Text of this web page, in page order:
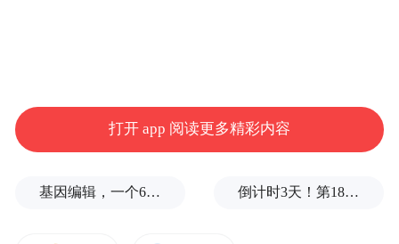
赣腔雅韵动京华
是年华已逝不少年……”5月10日晚，北京保
打开 app 阅读更多精彩内容
基因编辑，一个6岁女孩之死 倒计时3天！第18届影响世界华人盛典即将启幕